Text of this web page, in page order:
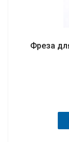
Фреза